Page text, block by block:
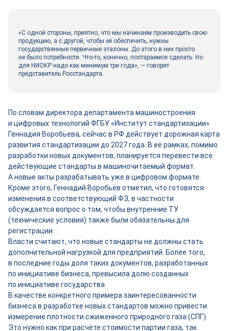
«С одной стороны, приятно, что мы начинаем производить свою
продукцию, а с другой, чтобы её обеспечить, нужны
государственные первичные эталоны. До этого в них просто
не было потребности. Что‑то, конечно, постараемся сделать. Но
для НИОКР надо как минимум три года», — говорит
представитель Росстандарта.
По словам директора департамента машиностроения
и цифровых технологий ФГБУ «Институт стандартизации»
Геннадия Воробьева, сейчас в РФ действует дорожная карта
развития стандартизации до 2027 года. В её рамках, помимо
разработки новых документов, планируется перевести все
действующие стандарты в машиночитаемый формат.
А новые акты разрабатывать уже в цифровом формате.
Кроме этого, Геннадий Воробьёв отметил, что готовятся
изменения в соответствующий ФЗ, в частности
обсуждается вопрос о том, чтобы внутренние ТУ
(технические условия) также были обязательны для
регистрации.
Власти считают, что новые стандарты не должны стать
дополнительной нагрузкой для предприятий. Более того,
в последние годы доля таких документов, разработанных
по инициативе бизнеса, превысила долю созданных
по инициативе государства.
В качестве конкретного примера заинтересованности
бизнеса в разработке новых стандартов можно привести
измерение плотности сжиженного природного газа (СПГ).
Это нужно как при расчёте стоимости партии газа, так